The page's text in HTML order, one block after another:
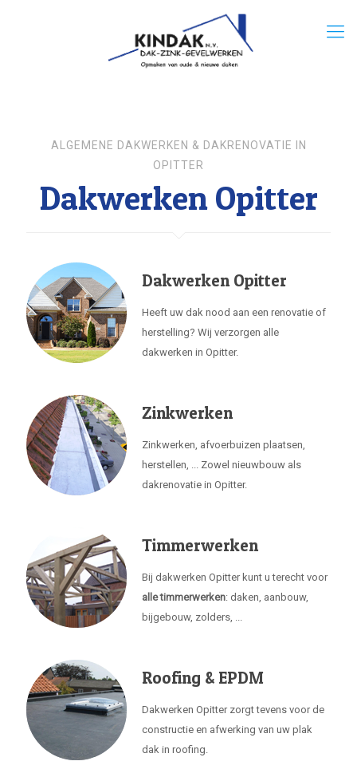
ALGEMENE DAKWERKEN & DAKRENOVATIE IN
OPITTER
Dakwerken Opitter
Dakwerken Opitter
Heeft uw dak nood aan een renovatie of
herstelling? Wij verzorgen alle
dakwerken in Opitter.
Zinkwerken
Zinkwerken, afvoerbuizen plaatsen,
herstellen, ... Zowel nieuwbouw als
dakrenovatie in Opitter.
Timmerwerken
Bij dakwerken Opitter kunt u terecht voor
alle timmerwerken: daken, aanbouw,
bijgebouw, zolders, ...
Roofing & EPDM
Dakwerken Opitter zorgt tevens voor de
constructie en afwerking van uw plak
dak in roofing.